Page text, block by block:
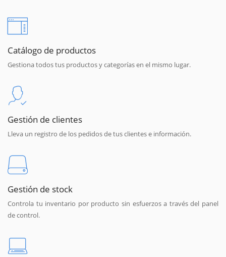
Catálogo de productos
Gestiona todos tus productos y categorías en el mismo lugar.
Gestión de clientes
Lleva un registro de los pedidos de tus clientes e información.
Gestión de stock
Controla tu inventario por producto sin esfuerzos a través del panel
de control.